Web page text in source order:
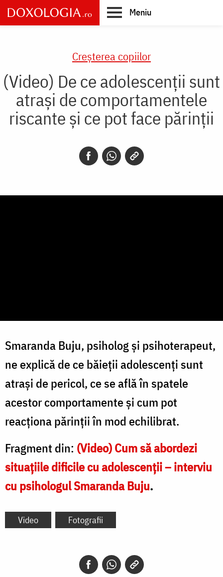
Skip
to
main
Meniu
Creşterea copiilor
(Video) De ce adolescenții sunt
atrași de comportamentele
riscante și ce pot face părinții
Smaranda Buju, psiholog și psihoterapeut,
ne explică de ce băieții adolescenți sunt
atrași de pericol, ce se află în spatele
acestor comportamente și cum pot
reacționa părinții în mod echilibrat.
Fragment din: (Video) Cum să abordezi
situațiile dificile cu adolescenții – interviu
cu psihologul Smaranda Buju.
Video Fotografii